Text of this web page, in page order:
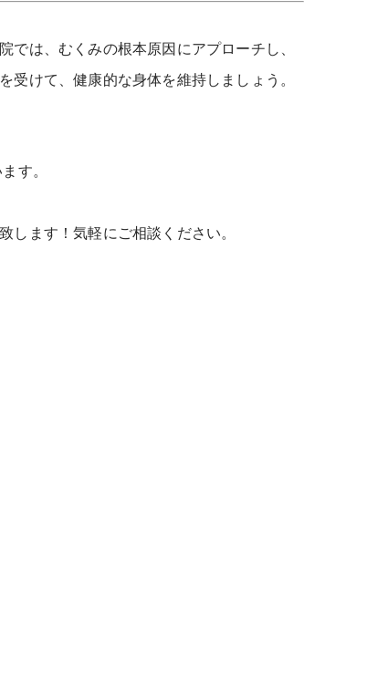
は、むくみの根本原因にアプローチし、
けて、健康的な身体を維持しましょう。
す。
します！気軽にご相談ください。